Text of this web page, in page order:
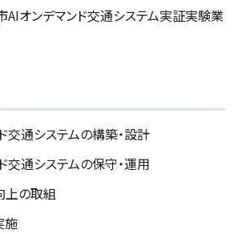
オンデマンド交通システム実証実験業
交通システムの構築・設計
交通システムの保守・運用
上の取組
施